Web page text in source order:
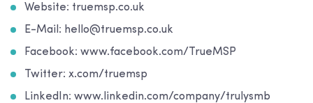
Website: truemsp.co.uk
E-Mail: hello@truemsp.co.uk
Facebook: www.facebook.com/TrueMSP
Twitter: x.com/truemsp
LinkedIn: www.linkedin.com/company/trulysmb